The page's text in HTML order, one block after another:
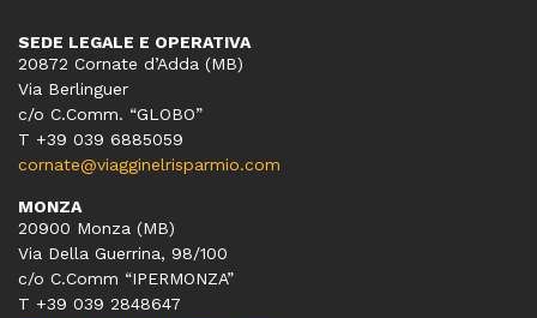
SEDE LEGALE E OPERATIVA
20872 Cornate d’Adda (MB)
Via Berlinguer
c/o C.Comm. “GLOBO”
T +39 039 6885059
cornate@viagginelrisparmio.com
MONZA
20900 Monza (MB)
Via Della Guerrina, 98/100
c/o C.Comm “IPERMONZA”
T +39 039 2848647